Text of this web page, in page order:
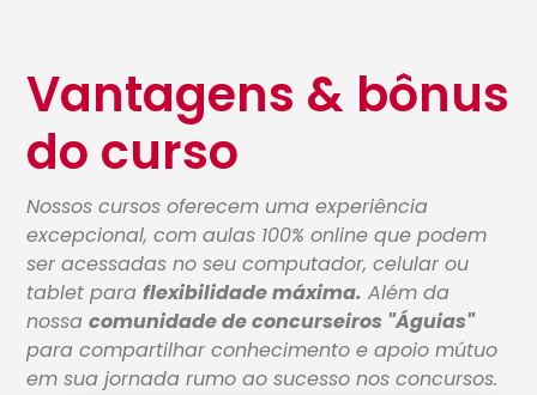
Vantagens & bônus
do curso
Nossos cursos oferecem uma experiência
excepcional, com aulas 100% online que podem
ser acessadas no seu computador, celular ou
tablet paraflexibilidade máxima. Além da
nossacomunidade de concurseiros "Águias"
para compartilhar conhecimento e apoio mútuo
em sua jornada rumo ao sucesso nos concursos.